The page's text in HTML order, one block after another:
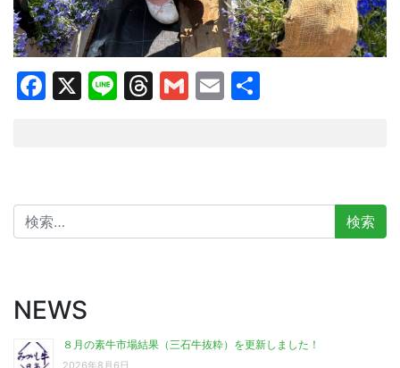
Facebook
X LineThreads
Gmail
Email
検
索:
NEWS
８月の素牛市場結果（三石牛抜粋）を更新しました！
2026年8月6日